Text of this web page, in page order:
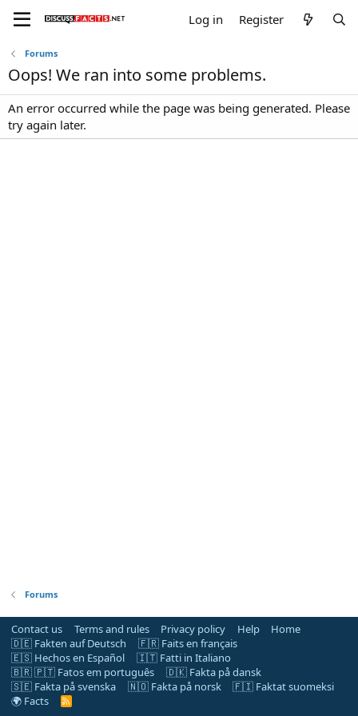
Log in Register
Forums
Oops! We ran into some problems.
An error occurred while the page was being generated. Please
try again later.
Forums
Contact us Terms and rules Privacy policy Help
Home
🇩🇪 Fakten auf Deutsch
🇫🇷 Faits en français
🇪🇸 Hechos en Español
🇮🇹 Fatti in Italiano
🇧🇷 🇵🇹 Fatos em português
🇩🇰 Fakta på dansk
🇸🇪 Fakta på svenska
🇳🇴 Fakta på norsk
🇫🇮 Faktat suomeksi
🌍 Facts
R